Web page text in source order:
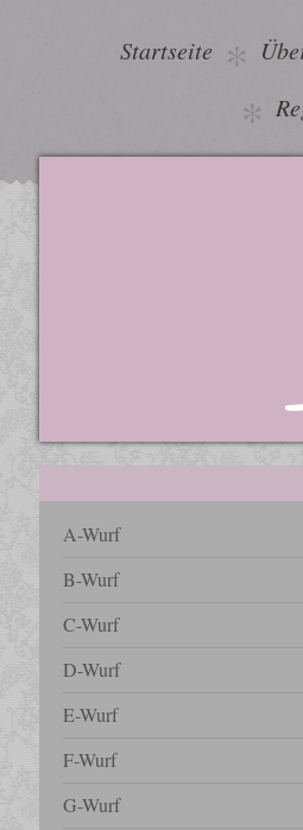
Startseite
A-Wurf
B-Wurf
C-Wurf
D-Wurf
E-Wurf
F-Wurf
G-Wurf